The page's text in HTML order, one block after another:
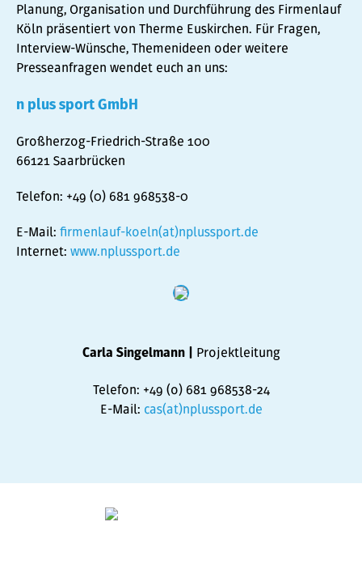
Planung, Organisation und Durchführung des Firmenlauf
Köln präsentiert von Therme Euskirchen. Für Fragen,
Interview-Wünsche, Themenideen oder weitere
Presseanfragen wendet euch an uns:
n plus sport GmbH
Großherzog-Friedrich-Straße 100
66121 Saarbrücken
Telefon: +49 (0) 681 968538-0
E-Mail: firmenlauf-koeln(at)nplussport.de
Internet: www.nplussport.de
Carla Singelmann | Projektleitung
Telefon: +49 (o) 681 968538-24
E-Mail: cas(at)nplussport.de